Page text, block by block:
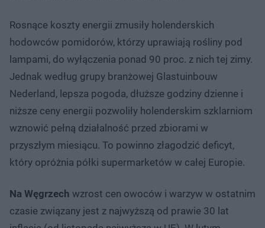
Rosnące koszty energii zmusiły holenderskich
hodowców pomidorów, którzy uprawiają rośliny pod
lampami, do wyłączenia ponad 90 proc. z nich tej zimy.
Jednak według grupy branżowej Glastuinbouw
Nederland, lepsza pogoda, dłuższe godziny dzienne i
niższe ceny energii pozwoliły holenderskim szklarniom
wznowić pełną działalność przed zbiorami w
przyszłym miesiącu. To powinno złagodzić deficyt,
który opróżnia półki supermarketów w całej Europie.
Na Węgrzech wzrost cen owoców i warzyw w ostatnim
czasie związany jest z najwyższą od prawie 30 lat